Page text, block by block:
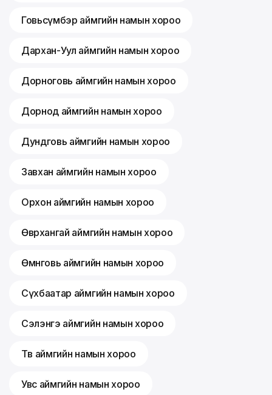
Говьсүмбэр аймгийн намын хороо
Дархан-Уул аймгийн намын хороо
Дорноговь аймгийн намын хороо
Дорнод аймгийн намын хороо
Дундговь аймгийн намын хороо
Завхан аймгийн намын хороо
Орхон аймгийн намын хороо
Өвөрхангай аймгийн намын хороо
Өмнөговь аймгийн намын хороо
Сүхбаатар аймгийн намын хороо
Сэлэнгэ аймгийн намын хороо
Төв аймгийн намын хороо
Увс аймгийн намын хороо